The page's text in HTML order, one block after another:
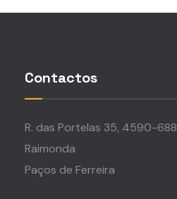
Contactos
R. das Portelas 35, 4590-688
Raimonda
Paços de Ferreira